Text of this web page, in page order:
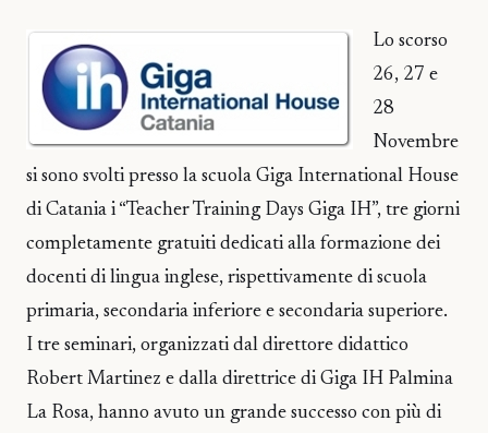
Lo scorso
26, 27 e
28
Novembre
si sono svolti presso la scuola Giga International House
di Catania i “Teacher Training Days Giga IH”, tre giorni
completamente gratuiti dedicati alla formazione dei
docenti di lingua inglese, rispettivamente di scuola
primaria, secondaria inferiore e secondaria superiore.
I tre seminari, organizzati dal direttore didattico
Robert Martinez e dalla direttrice di Giga IH Palmina
La Rosa, hanno avuto un grande successo con più di